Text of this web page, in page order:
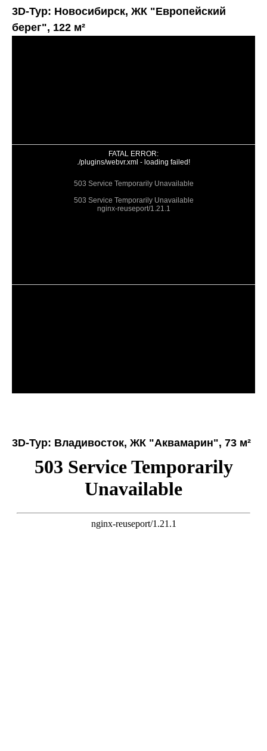
3D-Тур: Новосибирск, ЖК "Европейский
берег", 122 м²
3D-Тур: Владивосток, ЖК "Аквамарин", 73 м²